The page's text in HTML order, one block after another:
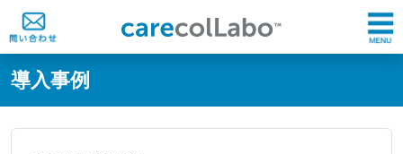
@ -0,0 +1,60 @@
導入事例